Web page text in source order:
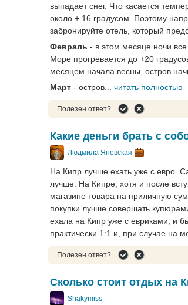
выпадает снег. Что касается
около + 16 градусом. Поэтому
забронируйте отель, который
Февраль - в этом месяце ночи
Море прогревается до +20
месяцем начала весны, остров
Март - остров... читать полностью
Полезен ответ?
Какие деньги брать с
Людмила Яновская
На Кипр лучше ехать уже с евро.
лучше. На Кипре, хотя и после
магазине товара на приличную
покупки лучше совершать
ехала на Кипр уже с евриками, и
практически 1:1 и, при случае на
Полезен ответ?
Сколько стоит отдых на
Shakymiss